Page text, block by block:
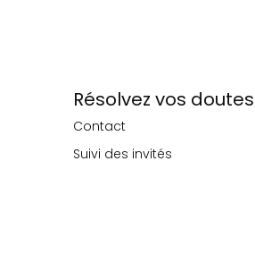
Résolvez vos doutes
Contact
Suivi des invités